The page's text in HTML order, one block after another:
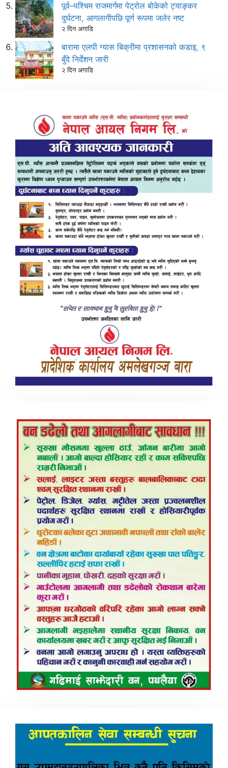
पूर्व–पश्चिम राजमार्गमा पेट्रोल बोकेको ट्याङ्कर
दुर्घटना, आगलागीपछि पूर्ण रूपमा जलेर नष्ट
२ दिन अगाडि
बारामा एलपी ग्यास बिक्रीमा प्रशासनको कडाइ, ९
बुँदे निर्देशन जारी
२ दिन अगाडि